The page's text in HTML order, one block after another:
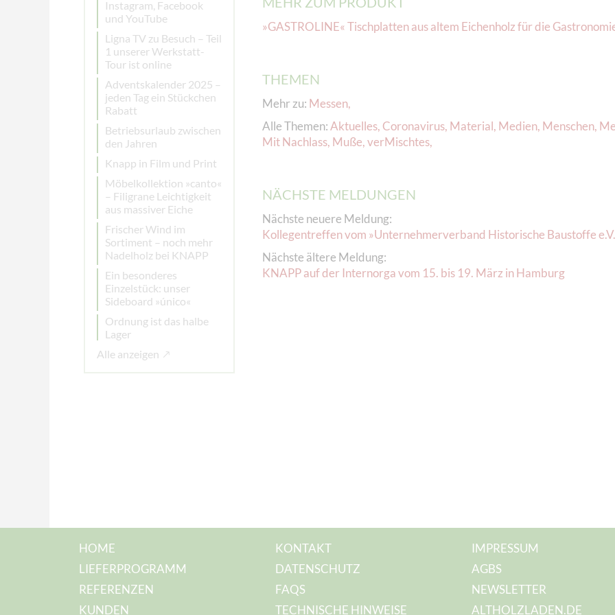
Instagram, Facebook
und YouTube
Ligna TV zu Besuch – Teil
1 unserer Werkstatt-
Tour ist online
Adventskalender 2025 –
jeden Tag ein Stückchen
Rabatt
Betriebsurlaub zwischen
den Jahren
Knapp in Film und Print
Möbelkollektion »canto«
– Filigrane Leichtigkeit
aus massiver Eiche
Frischer Wind im
Sortiment – noch mehr
Nadelholz bei KNAPP
Ein besonderes
Einzelstück: unser
Sideboard »único«
Ordnung ist das halbe
Lager
Alle anzeigen
»GASTROLINE« Tischplatten aus altem Eichenholz für die
THEMEN
Mehr zu: Messen,
Alle Themen:Aktuelles, Coronavirus, Material, Medien, Menschen,
Mit Nachlass, Muße,verMischtes,
NÄCHSTE MELDUNGEN
Nächste neuere Meldung:
Kollegentreffen vom »Unternehmerverband Historische Baustoffe
Nächste ältere Meldung:
KNAPP auf der Internorga vom 15. bis 19. März in Hamburg
HOME
LIEFERPROGRAMM
REFERENZEN
KUNDEN
KONTAKT
DATENSCHUTZ
FAQS
TECHNISCHE HINWEISE
IMPRESSUM
AGBS
NEWSLETTER
ALTHOLZLADEN.DE